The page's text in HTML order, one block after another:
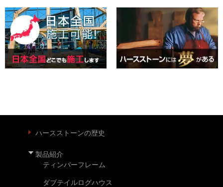
ハースストーンの歴史
製品紹介
ティンバーフレーム
ダブテイルログハウス